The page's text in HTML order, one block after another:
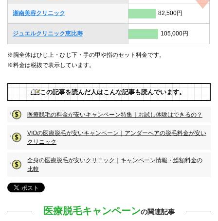
湘南美容クリニック 82,500円
ジュエルクリニック恵比寿 105,000円
※腕全体はひじ上・ひじ下・手の甲や指のセット料金です。
※料金は税抜で表示しています。
この記事を読んだ人はこんな記事も読んでいます。
医療脱毛の料金が安いキャンペーン特集｜お試し体験はできるの？
VIOの医療脱毛が安いキャンペーン｜アンダーヘアの脱毛料金が安い
クリニック
全身の医療脱毛が安いクリニック｜キャンペーン情報・総額料金の
比較
医療脱毛キャンペーンの関連記事